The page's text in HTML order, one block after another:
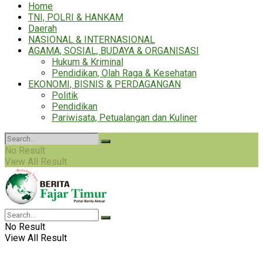
Home
TNI, POLRI & HANKAM
Daerah
NASIONAL & INTERNASIONAL
AGAMA, SOSIAL, BUDAYA & ORGANISASI
Hukum & Kriminal
Pendidikan, Olah Raga & Kesehatan
EKONOMI, BISNIS & PERDAGANGAN
Politik
Pendidikan
Pariwisata, Petualangan dan Kuliner
No Result
View All Result
No Result
View All Result